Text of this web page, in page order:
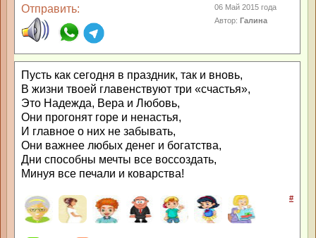
Отправить:
06 Май 2015 года
Автор:Галина
Пусть как сегодня в праздник, так и вновь,
В жизни твоей главенствуют три «счастья»,
Это Надежда, Вера и Любовь,
Они прогонят горе и ненастья,
И главное о них не забывать,
Они важнее любых денег и богатства,
Дни способны мечты все воссоздать,
Минуя все печали и коварства!
#